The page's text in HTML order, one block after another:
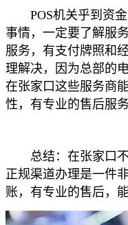
POS机关乎到资金
事情，一定要了解服
服务，有支付牌照和
理解决，因为总部的
在张家口这些服务商
性，有专业的售后服
总结：在张家口不
正规渠道办理是一件
账，有专业的售后，